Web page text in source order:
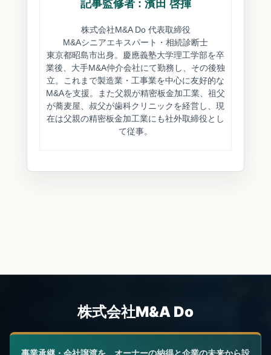
記事監修者 : 濱田 啓揮
株式会社M&A Do 代表取締役
M&Aシニアエキスパート・相続診断士
東京都昭島市出身。慶應義塾大学理工学部を卒
業後、大手M&A仲介会社にて勤務し、その後独
立。これまで製造業・工事業を中心に友好的な
M&Aを支援。また父親が精密板金加工業、祖父
が蕎麦屋、叔父が歯科クリニックを経営し、現
在は父親の精密板金加工業にも社外取締役とし
て従事。